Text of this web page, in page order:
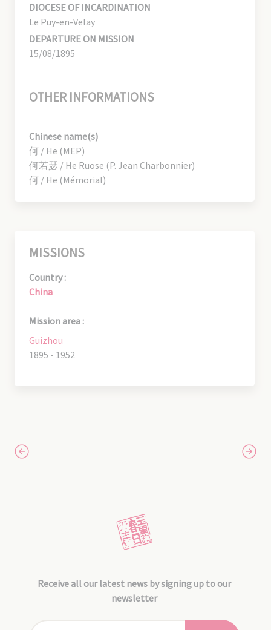
DIOCESE OF INCARDINATION
Le Puy-en-Velay
DEPARTURE ON MISSION
15/08/1895
OTHER INFORMATIONS
Chinese name(s)
何 / He (MEP)
何若瑟 / He Ruose (P. Jean Charbonnier)
何 / He (Mémorial)
MISSIONS
Country :
China
Mission area :
Guizhou
1895 - 1952
Receive all our latest news by signing up to our
newsletter